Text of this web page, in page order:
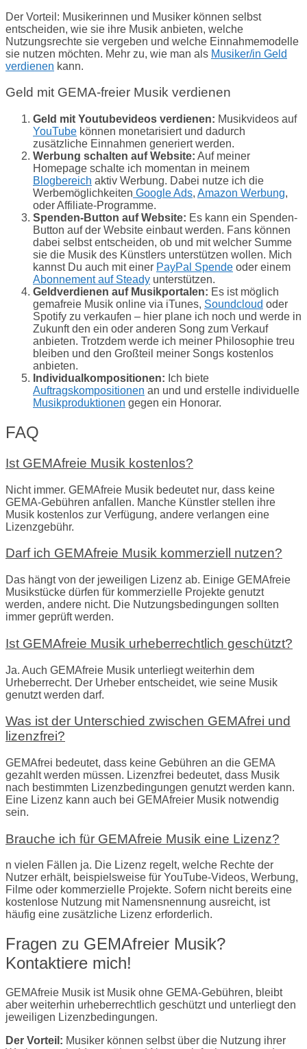
Der Vorteil: Musikerinnen und Musiker können selbst
entscheiden, wie sie ihre Musik anbieten, welche
Nutzungsrechte sie vergeben und welche Einnahmemodelle
sie nutzen möchten. Mehr zu, wie man als Musiker/in Geld
verdienen kann.
Geld mit GEMA-freier Musik verdienen
Geld mit Youtubevideos verdienen: Musikvideos auf
YouTube können monetarisiert und dadurch
zusätzliche Einnahmen generiert werden.
Werbung schalten auf Website: Auf meiner
Homepage schalte ich momentan in meinem
Blogbereich aktiv Werbung. Dabei nutze ich die
Werbemöglichkeiten Google Ads, Amazon Werbung,
oder Affiliate-Programme.
Spenden-Button auf Website: Es kann ein Spenden-
Button auf der Website einbaut werden. Fans können
dabei selbst entscheiden, ob und mit welcher Summe
sie die Musik des Künstlers unterstützen wollen. Mich
kannst Du auch mit einer PayPal Spende oder einem
Abonnement auf Steady unterstützen.
Geldverdienen auf Musikportalen: Es ist möglich
gemafreie Musik online via iTunes, Soundcloud oder
Spotify zu verkaufen – hier plane ich noch und werde in
Zukunft den ein oder anderen Song zum Verkauf
anbieten. Trotzdem werde ich meiner Philosophie treu
bleiben und den Großteil meiner Songs kostenlos
anbieten.
Individualkompositionen: Ich biete
Auftragskompositionen an und und erstelle individuelle
Musikproduktionen gegen ein Honorar.
FAQ
Ist GEMAfreie Musik kostenlos?
Nicht immer. GEMAfreie Musik bedeutet nur, dass keine
GEMA-Gebühren anfallen. Manche Künstler stellen ihre
Musik kostenlos zur Verfügung, andere verlangen eine
Lizenzgebühr.
Darf ich GEMAfreie Musik kommerziell nutzen?
Das hängt von der jeweiligen Lizenz ab. Einige GEMAfreie
Musikstücke dürfen für kommerzielle Projekte genutzt
werden, andere nicht. Die Nutzungsbedingungen sollten
immer geprüft werden.
Ist GEMAfreie Musik urheberrechtlich geschützt?
Ja. Auch GEMAfreie Musik unterliegt weiterhin dem
Urheberrecht. Der Urheber entscheidet, wie seine Musik
genutzt werden darf.
Was ist der Unterschied zwischen GEMAfrei und
lizenzfrei?
GEMAfrei bedeutet, dass keine Gebühren an die GEMA
gezahlt werden müssen. Lizenzfrei bedeutet, dass Musik
nach bestimmten Lizenzbedingungen genutzt werden kann.
Eine Lizenz kann auch bei GEMAfreier Musik notwendig
sein.
Brauche ich für GEMAfreie Musik eine Lizenz?
n vielen Fällen ja. Die Lizenz regelt, welche Rechte der
Nutzer erhält, beispielsweise für YouTube-Videos, Werbung,
Filme oder kommerzielle Projekte. Sofern nicht bereits eine
kostenlose Nutzung mit Namensnennung ausreicht, ist
häufig eine zusätzliche Lizenz erforderlich.
Fragen zu GEMAfreier Musik?
Kontaktiere mich!
GEMAfreie Musik ist Musik ohne GEMA-Gebühren, bleibt
aber weiterhin urheberrechtlich geschützt und unterliegt den
jeweiligen Lizenzbedingungen.
Der Vorteil: Musiker können selbst über die Nutzung ihrer